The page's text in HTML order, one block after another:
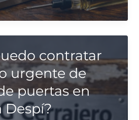
contratar
urgente de
puertas en
Despí?